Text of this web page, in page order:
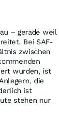
– gerade weil
Bei SAF-
zwischen
wurden, ist
die
ist
stehen nur